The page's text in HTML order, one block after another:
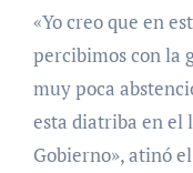
«Yo creo que en
percibimos con la
muy poca
esta diatriba en el
Gobierno», atinó